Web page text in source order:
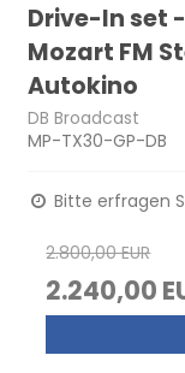
Drive-In set
Mozart FM
Autokino
DB Broadcast
MP-TX30-GP-DB
Bitte erfragen
2.800,00 EUR
2.240,00